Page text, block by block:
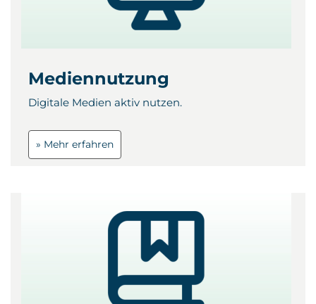
Mediennutzung
Digitale Medien aktiv nutzen.
» Mehr erfahren